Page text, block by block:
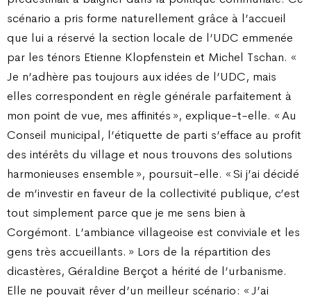
scénario a pris forme naturellement grâce à l’accueil
que lui a réservé la section locale de l’UDC emmenée
par les ténors Etienne Klopfenstein et Michel Tschan. «
Je n’adhère pas toujours aux idées de l’UDC, mais
elles correspondent en règle générale parfaitement à
mon point de vue, mes affinités », explique-t-elle. « Au
Conseil municipal, l’étiquette de parti s’efface au profit
des intérêts du village et nous trouvons des solutions
harmonieuses ensemble », poursuit-elle. « Si j’ai décidé
de m’investir en faveur de la collectivité publique, c’est
tout simplement parce que je me sens bien à
Corgémont. L’ambiance villageoise est conviviale et les
gens très accueillants. » Lors de la répartition des
dicastères, Géraldine Berçot a hérité de l’urbanisme.
Elle ne pouvait rêver d’un meilleur scénario : « J’ai